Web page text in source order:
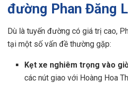
đường Phan Đăng
Dù là tuyến đường có giá trị cao,
tại một số vấn đề thường gặp:
Kẹt xe nghiêm trọng vào
các nút giao với Hoàng Hoa